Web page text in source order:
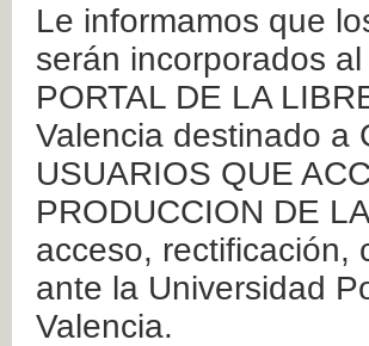
Le informamos que
serán incorporados
PORTAL DE LA
Valencia destinado a
USUARIOS QUE
PRODUCCION DE
acceso, rectificación,
ante la Universidad
Valencia.